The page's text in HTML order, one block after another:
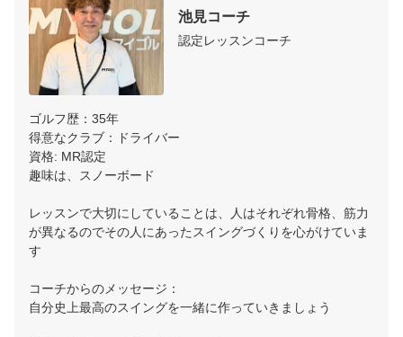
池見コーチ
認定レッスンコーチ
ゴルフ歴：35年
得意なクラブ：ドライバー
資格: MR認定
趣味は、スノーボード
レッスンで大切にしていることは、人はそれぞれ骨格、筋力
が異なるのでその人にあったスイングづくりを心がけていま
す
コーチからのメッセージ：
自分史上最高のスイングを一緒に作っていきましょう